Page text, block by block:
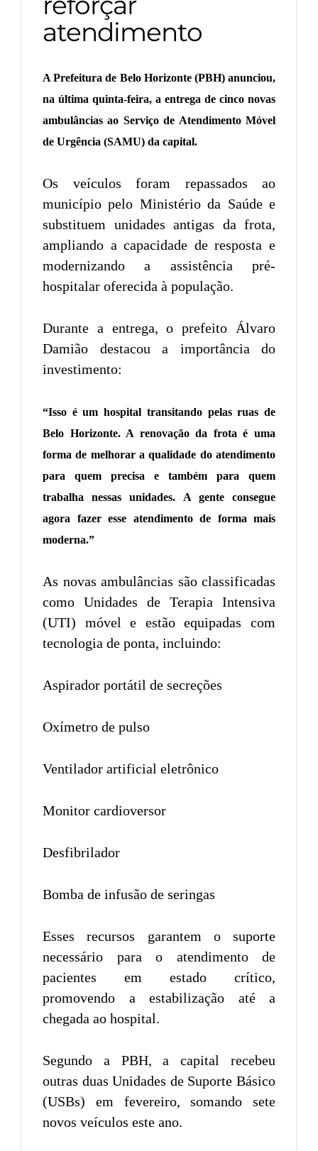
atendimento
A Prefeitura de Belo Horizonte (PBH) anunciou,
na última quinta-feira, a entrega de cinco novas
ambulâncias ao Serviço de Atendimento Móvel
de Urgência (SAMU) da capital.
Os veículos foram repassados ao
município pelo Ministério da Saúde e
substituem unidades antigas da frota,
ampliando a capacidade de resposta e
modernizando a assistência pré-
hospitalar oferecida à população.
Durante a entrega, o prefeito Álvaro
Damião destacou a importância do
investimento:
“Isso é um hospital transitando pelas ruas de
Belo Horizonte. A renovação da frota é uma
forma de melhorar a qualidade do atendimento
para quem precisa e também para quem
trabalha nessas unidades. A gente consegue
agora fazer esse atendimento de forma mais
moderna.”
As novas ambulâncias são classificadas
como Unidades de Terapia Intensiva
(UTI) móvel e estão equipadas com
tecnologia de ponta, incluindo:
Aspirador portátil de secreções
Oxímetro de pulso
Ventilador artificial eletrônico
Monitor cardioversor
Desfibrilador
Bomba de infusão de seringas
Esses recursos garantem o suporte
necessário para o atendimento de
pacientes em estado crítico,
promovendo a estabilização até a
chegada ao hospital.
Segundo a PBH, a capital recebeu
outras duas Unidades de Suporte Básico
(USBs) em fevereiro, somando sete
novos veículos este ano.